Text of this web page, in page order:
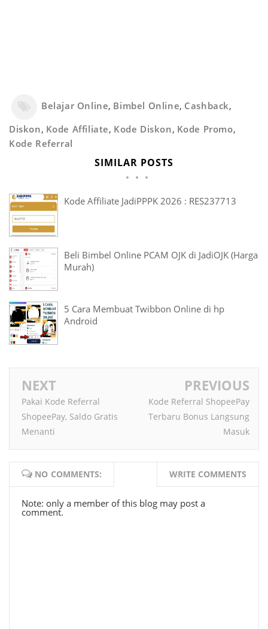
Belajar Online, Bimbel Online, Cashback,
Diskon, Kode Affiliate, Kode Diskon, Kode Promo,
Kode Referral
SIMILAR POSTS
Kode Affiliate JadiPPPK 2026 : RES237713
Beli Bimbel Online PCAM OJK di JadiOJK (Harga
Murah)
5 Cara Membuat Twibbon Online di hp
Android
NEXT
Pakai Kode Referral
ShopeePay, Saldo Gratis
Menanti
PREVIOUS
Kode Referral ShopeePay
Terbaru Bonus Langsung
Masuk
NO COMMENTS: WRITE COMMENTS
Note: only a member of this blog may post a
comment.